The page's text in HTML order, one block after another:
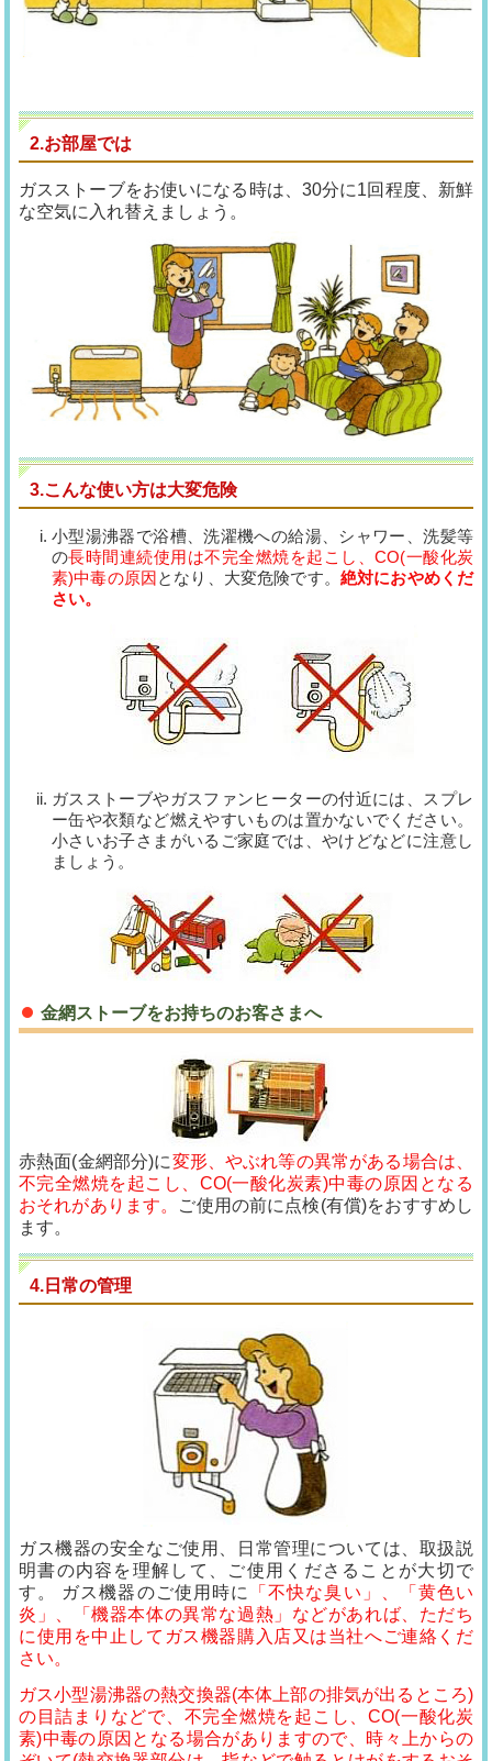
2.お部屋では
ガスストーブをお使いになる時は、30分に1回程度、新鮮
な空気に入れ替えましょう。
3.こんな使い方は大変危険
小型湯沸器で浴槽、洗濯機への給湯、シャワー、洗髪等
の長時間連続使用は不完全燃焼を起こし、CO(一酸化炭
素)中毒の原因となり、大変危険です。 絶対におやめくだ
さい。
ガスストーブやガスファンヒーターの付近には、スプレ
ー缶や衣類など燃えやすいものは置かないでください。
小さいお子さまがいるご家庭では、やけどなどに注意し
ましょう。
金網ストーブをお持ちのお客さまへ
赤熱面(金網部分)に変形、やぶれ等の異常がある場合は、
不完全燃焼を起こし、CO(一酸化炭素)中毒の原因となる
おそれがあります。 ご使用の前に点検(有償)をおすすめし
ます。
4.日常の管理
ガス機器の安全なご使用、日常管理については、取扱説
明書の内容を理解して、ご使用くださることが大切で
す。 ガス機器のご使用時に
「不快な臭い」、「黄色い
炎」、「機器本体の異常な過熱」などがあれば、ただち
に使用を中止してガス機器購入店又は当社へご連絡くだ
さい。
ガス小型湯沸器の熱交換器(本体上部の排気が出るところ)
の目詰まりなどで、不完全燃焼を起こし、CO(一酸化炭
素)中毒の原因となる場合がありますので、時々上からの